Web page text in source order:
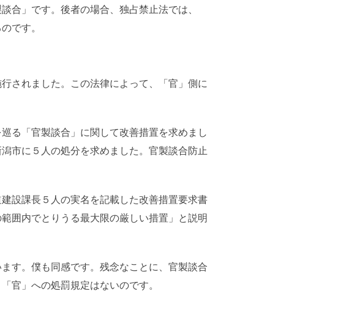
合」です。後者の場合、独占禁止法では、
です。
されました。この法律によって、「官」側に
る「官製談合」に関して改善措置を求めまし
市に５人の処分を求めました。官製談合防止
設課長５人の実名を記載した改善措置要求書
囲内でとりうる最大限の厳しい措置」と説明
す。僕も同感です。残念なことに、官製談合
官」への処罰規定はないのです。